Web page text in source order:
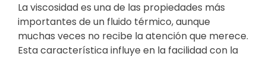
La viscosidad es una de las propiedades más
importantes de un fluido térmico, aunque
muchas veces no recibe la atención que merece.
Esta característica influye en la facilidad con la